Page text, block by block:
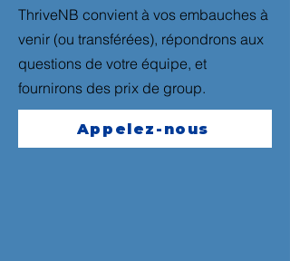
ThriveNB convient à vos embauches à
venir (ou transférées), répondrons aux
questions de votre équipe, et
fournirons des prix de group.
Appelez-nous